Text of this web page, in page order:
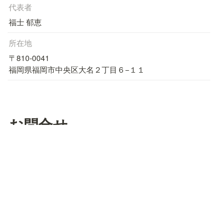
代表者
福士 郁恵
所在地
〒810-0041
福岡県福岡市中央区大名２丁目６−１１
お問合せ